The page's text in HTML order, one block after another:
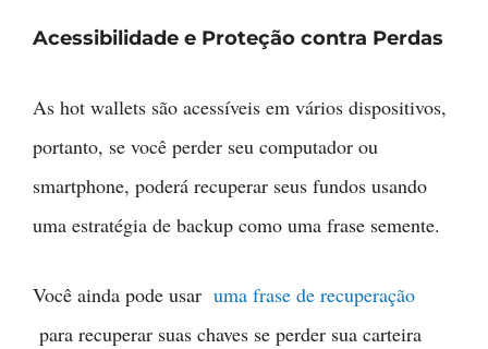
Acessibilidade e Proteção contra Perdas
As hot wallets são acessíveis em vários dispositivos,
portanto, se você perder seu computador ou
smartphone, poderá recuperar seus fundos usando
uma estratégia de backup como uma frase semente.
Você ainda pode usar uma frase de recuperação
para recuperar suas chaves se perder sua carteira